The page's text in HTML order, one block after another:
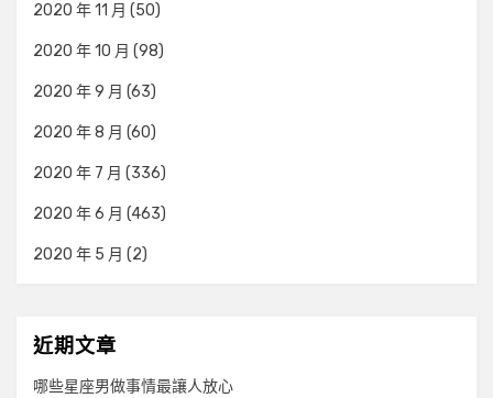
2020 年 11 月 (50)
2020 年 10 月 (98)
2020 年 9 月 (63)
2020 年 8 月 (60)
2020 年 7 月 (336)
2020 年 6 月 (463)
2020 年 5 月 (2)
近期文章
哪些星座男做事情最讓人放心